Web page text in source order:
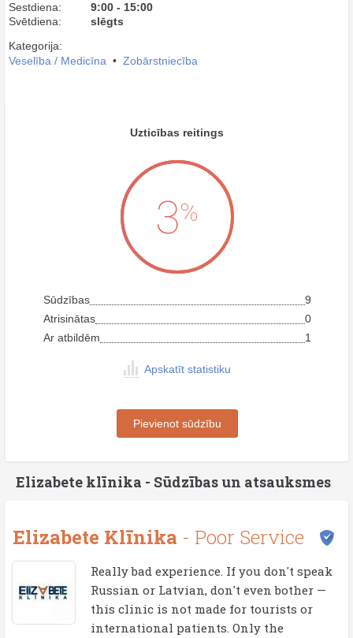
Sestdiena:
9:00 - 15:00
Svētdiena:
slēgts
Kategorija:
Veselība / Medicīna • Zobārstniecība
Uzticības reitings
3%
Sūdzības
9
Atrisinātas
0
Ar atbildēm
1
Apskatīt statistiku
Pievienot sūdzību
Elizabete klīnika - Sūdzības un atsauksmes
Elizabete Klīnika - Poor Service
Really bad experience. If you don't speak
Russian or Latvian, don't even bother —
this clinic is not made for tourists or
international patients. Only the